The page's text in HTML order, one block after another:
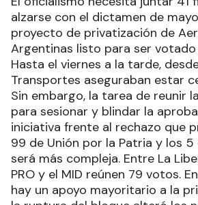
alzarse con el dictamen de
proyecto de privatización de
Argentinas listo para ser
Hasta el viernes a la tarde,
Transportes aseguraban estar
Sin embargo, la tarea de reunir
para sesionar y blindar la
iniciativa frente al rechazo que
99 de Unión por la Patria y los 5
será más compleja. Entre La
PRO y el MID reúnen 79 votos.
hay un apoyo mayoritario a la